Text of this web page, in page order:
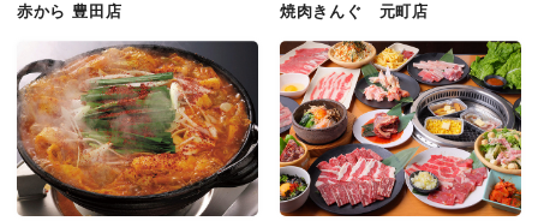
赤から 豊田店 焼肉きんぐ 元町店